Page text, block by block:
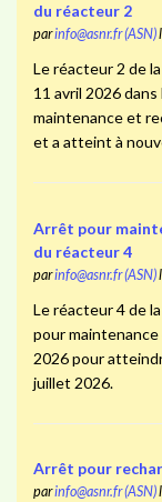
du réacteur 2
parinfo@asnr.fr (ASN)
Le réacteur 2 de
11 avril 2026
maintenance et
et a atteint à
Arrêt pour
du réacteur 4
parinfo@asnr.fr (ASN)
Le réacteur 4 de
pour
2026 pour
juillet 2026.
Arrêt pour
parinfo@asnr.fr (ASN)